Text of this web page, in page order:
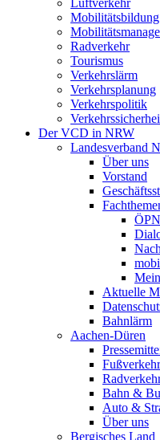
Luftverkehr
Mobilitätsbildung
Radverkehr
Tourismus
Verkehrslärm
Verkehrsplanung
Verkehrspolitik
Der VCD in NRW
Landesverband
Über uns
Vorstand
Aktuelle
Bahnlärm
Aachen-Düren
Fußverkehr
Bahn &
Auto &
Über uns
Bergisches Land